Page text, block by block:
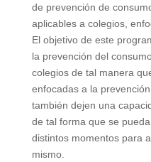
de prevención de
aplicables a colegios,
El objetivo de este
la prevención del
colegios de tal manera
enfocadas a la
también dejen una
de tal forma que se
distintos momentos para
mismo.